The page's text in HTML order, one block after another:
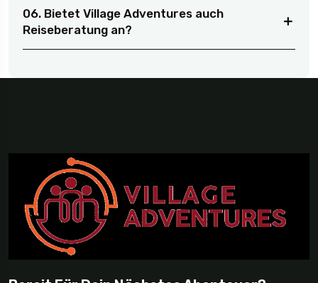
06. Bietet Village Adventures auch
Reiseberatung an?